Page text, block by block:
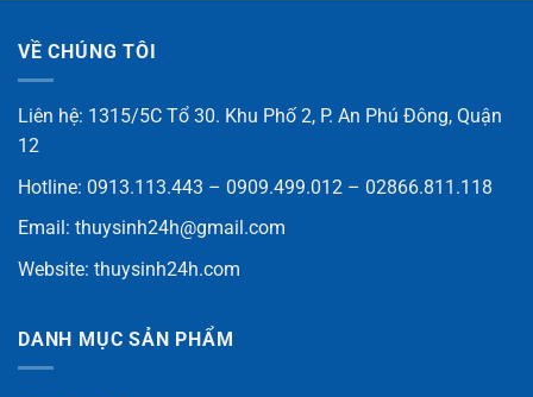
VỀ CHÚNG TÔI
Liên hệ: 1315/5C Tổ 30. Khu Phố 2, P. An Phú Đông, Quận
12
Hotline: 0913.113.443 – 0909.499.012 – 02866.811.118
Email: thuysinh24h@gmail.com
Website: thuysinh24h.com
DANH MỤC SẢN PHẨM